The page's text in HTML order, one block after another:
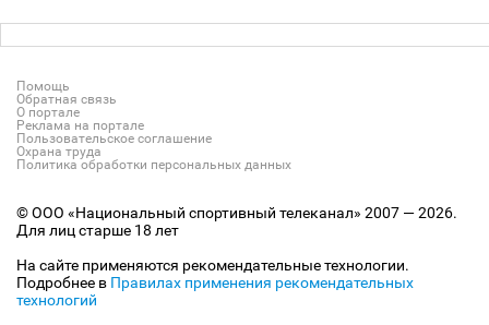
Помощь
Обратная связь
О портале
Реклама на портале
Пользовательское соглашение
Охрана труда
Политика обработки персональных данных
© ООО «Национальный спортивный телеканал» 2007 — 2026.
Для лиц старше 18 лет
На сайте применяются рекомендательные технологии.
Подробнее в Правилах применения рекомендательных
технологий